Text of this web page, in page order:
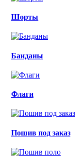
Шорты
Банданы
Флаги
Пошив под заказ